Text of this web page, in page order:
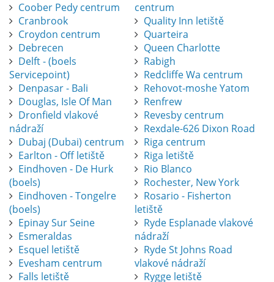
Coober Pedy centrum
Cranbrook
Croydon centrum
Debrecen
Delft - (boels
Servicepoint)
Denpasar - Bali
Douglas, Isle Of Man
Dronfield vlakové
nádraží
Dubaj (Dubai) centrum
Earlton - Off letiště
Eindhoven - De Hurk
(boels)
Eindhoven - Tongelre
(boels)
Epinay Sur Seine
Esmeraldas
Esquel letiště
Evesham centrum
Falls letiště
centrum
Quality Inn letiště
Quarteira
Queen Charlotte
Rabigh
Redcliffe Wa centrum
Rehovot-moshe Yatom
Renfrew
Revesby centrum
Rexdale-626 Dixon Road
Riga centrum
Riga letiště
Rio Blanco
Rochester, New York
Rosario - Fisherton
letiště
Ryde Esplanade vlakové
nádraží
Ryde St Johns Road
vlakové nádraží
Rygge letiště